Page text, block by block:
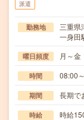
派遣
勤務地
三重県
一身田
曜日頻度 月～金
時間 08:00
期間 長期で
時給 時給